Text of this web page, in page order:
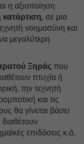
η αξιοποίηση
κατάρτιση, σε μια
νοημοσύνη και
μεγαλύτερη
Ξηράς που
πτυχία ή
την τεχνητή
και τις
θα γίνεται βάσει
επιδόσεις κ.ά.